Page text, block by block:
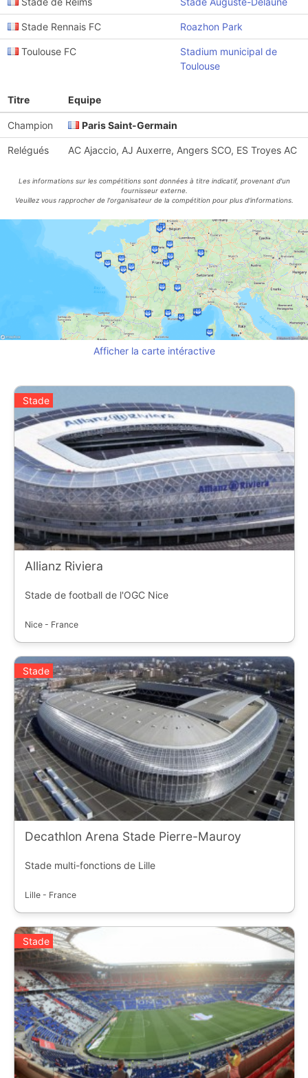
Stade Rennais FC Roazhon Park
Toulouse FC
Stadium municipal de
Toulouse
Titre Equipe
Champion Paris Saint-Germain
Relégués AC Ajaccio, AJ Auxerre, Angers SCO, ES Troyes AC
Les informations sur les compétitions sont données à titre indicatif, provenant d'un
fournisseur externe.
Veuillez vous rapprocher de l'organisateur de la compétition pour plus d'informations.
Afficher la carte intéractive
Stade
Allianz Riviera
Stade de football de l'OGC Nice
Nice - France
Stade
Decathlon Arena Stade Pierre-Mauroy
Stade multi-fonctions de Lille
Lille - France
Stade